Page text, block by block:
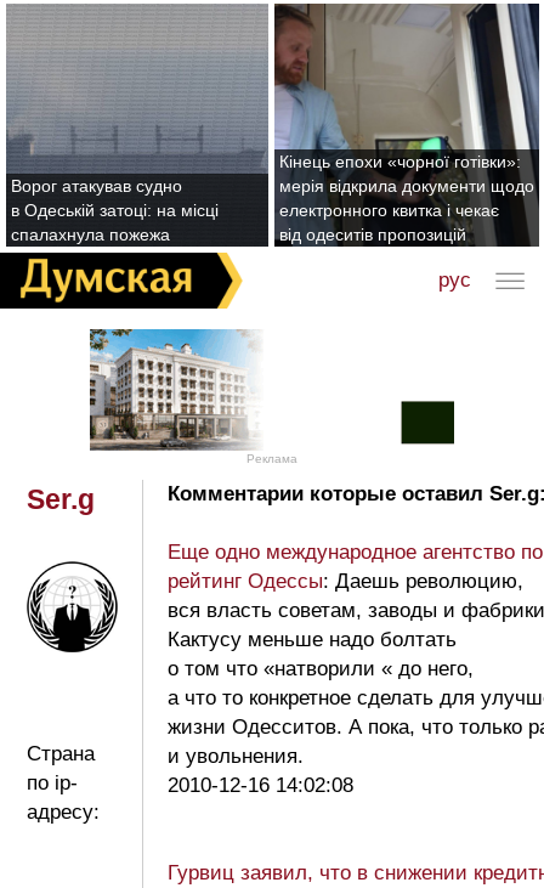
Ворог атакував судно
в Одеській затоці: на місці
спалахнула пожежа
Кінець епохи «чорної готівки»:
мерія відкрила документи щодо
електронного квитка і чекає
від одеситів пропозицій
рус
Реклама
Ser.g
Страна
по ip-
адресу:
Комментарии которые оставил
Еще одно международное агентство
рейтинг Одессы: Даешь революцию,
вся власть советам, заводы и
Кактусу меньше надо болтать
о том что «натворили « до него,
а что то конкретное сделать для
жизни Одесситов. А пока, что только
и увольнения.
2010-12-16 14:02:08
Гурвиц заявил, что в снижении